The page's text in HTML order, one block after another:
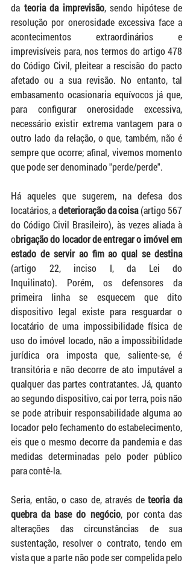
da teoria da imprevisão, sendo hipótese de
resolução por onerosidade excessiva face a
acontecimentos extraordinários e
imprevisíveis para, nos termos do artigo 478
do Código Civil, pleitear a rescisão do pacto
afetado ou a sua revisão. No entanto, tal
embasamento ocasionaria equívocos já que,
para configurar onerosidade excessiva,
necessário existir extrema vantagem para o
outro lado da relação, o que, também, não é
sempre que ocorre; afinal, vivemos momento
que pode ser denominado "perde/perde".
Há aqueles que sugerem, na defesa dos
locatários, a deterioração da coisa (artigo 567
do Código Civil Brasileiro), às vezes aliada à
obrigação do locador de entregar o imóvel em
estado de servir ao fim ao qual se destina
(artigo 22, inciso I, da Lei do
Inquilinato). Porém, os defensores da
primeira linha se esquecem que dito
dispositivo legal existe para resguardar o
locatário de uma impossibilidade física de
uso do imóvel locado, não a impossibilidade
jurídica ora imposta que, saliente-se, é
transitória e não decorre de ato imputável a
qualquer das partes contratantes. Já, quanto
ao segundo dispositivo, cai por terra, pois não
se pode atribuir responsabilidade alguma ao
locador pelo fechamento do estabelecimento,
eis que o mesmo decorre da pandemia e das
medidas determinadas pelo poder público
para contê-la.
Seria, então, o caso de, através de teoria da
quebra da base do negócio, por conta das
alterações das circunstâncias de sua
sustentação, resolver o contrato, tendo em
vista que a parte não pode ser compelida pelo